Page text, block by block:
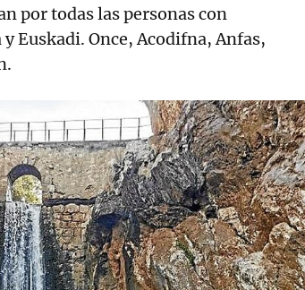
por todas las personas con
Euskadi. Once, Acodifna, Anfas,